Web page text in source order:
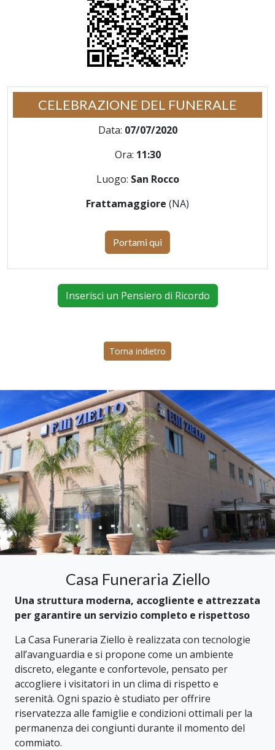
CELEBRAZIONE DEL FUNERALE
Data: 07/07/2020
Ora: 11:30
Luogo: San Rocco
Frattamaggiore (NA)
Portami qui
Inserisci un Pensiero di Ricordo
Torna indietro
Casa Funeraria Ziello
Una struttura moderna, accogliente e attrezzata
per garantire un servizio completo e rispettoso
La Casa Funeraria Ziello è realizzata con tecnologie
all’avanguardia e si propone come un ambiente
discreto, elegante e confortevole, pensato per
accogliere i visitatori in un clima di rispetto e
serenità. Ogni spazio è studiato per offrire
riservatezza alle famiglie e condizioni ottimali per la
permanenza dei congiunti durante il momento del
commiato.